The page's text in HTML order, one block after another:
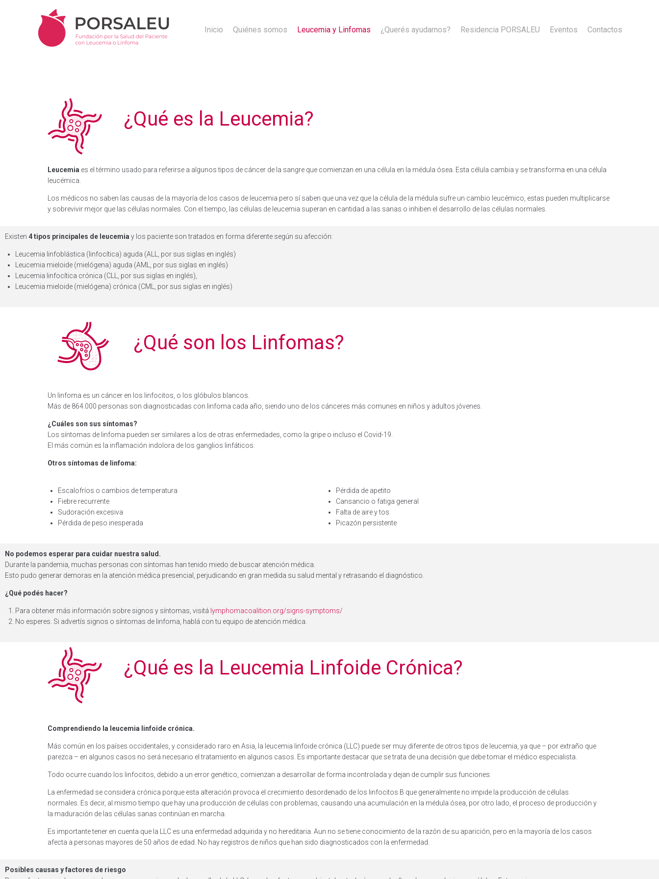
Inicio Quiénes somos Leucemia y Linfomas ¿Querés ayudarnos? Residencia PORSALEU Eventos Contacto​s
¿Qué es la Leucemia?
Leucemia es el término usado para referirse a algunos tipos de cáncer de la sangre que comienzan en una célula en la médula ósea. Esta célula cambia y se transforma en una célula
leucémica.
Los médicos no saben las causas de la mayoría de los casos de leucemia pero sí saben que una vez que la célula de la médula sufre un cambio leucémico, estas pueden multiplicarse
y sobrevivir mejor que las células normales. Con el tiempo, las células de leucemia superan en cantidad a las sanas o inhiben el desarrollo de las células normales.
Existen 4 tipos principales de leucemia y los paciente son tratados en forma diferente según su afección:
Leucemia linfoblástica (linfocítica) aguda (ALL, por sus siglas en inglés)
Leucemia mieloide (mielógena) aguda (AML, por sus siglas en inglés)
Leucemia linfocítica crónica (CLL, por sus siglas en inglés),
Leucemia mieloide (mielógena) crónica (CML, por sus siglas en inglés)
¿Qué son los Linfomas?
Un linfoma es un cáncer en los linfocitos, o los glóbulos blancos.
Más de 864.000 personas son diagnosticadas con linfoma cada año, siendo uno de los cánceres más comunes en niños y adultos jóvenes.
¿Cuáles son sus síntomas?
Los síntomas de linfoma pueden ser similares a los de otras enfermedades, como la gripe o incluso el Covid-19.
El más común es la inflamación indolora de los ganglios linfáticos.
Otros síntomas de linfoma:
Escalofríos o cambios de temperatura
Fiebre recurrente
Sudoración excesiva
Pérdida de peso inesperada
Pérdida de apetito
Cansancio o fatiga general
Falta de aire y tos
Picazón persistente
No podemos esperar para cuidar nuestra salud.
Durante la pandemia, muchas personas con síntomas han tenido miedo de buscar atención médica.
Esto pudo generar demoras en la atención médica presencial, perjudicando en gran medida su salud mental y retrasando el diagnóstico.
¿Qué podés hacer?
Para obtener más información sobre signos y síntomas, visitá lymphomacoalition.org/signs-symptoms/
No esperes. Si advertís signos o síntomas de linfoma, hablá con tu equipo de atención médica.
¿Qué es la Leucemia Linfoide Crónica?
Comprendiendo la leucemia linfoide crónica.
Más común en los países occidentales, y considerado raro en Asia, la leucemia linfoide crónica (LLC) puede ser muy diferente de otros tipos de leucemia, ya que – por extraño que
parezca – en algunos casos no será necesario el tratamiento en algunos casos. Es importante destacar que se trata de una decisión que debe tomar el médico especialista.
Todo ocurre cuando los linfocitos, debido a un error genético, comienzan a desarrollar de forma incontrolada y dejan de cumplir sus funciones.
La enfermedad se considera crónica porque esta alteración provoca el crecimiento desordenado de los linfocitos B que generalmente no impide la producción de células
normales. Es decir, al mismo tiempo que hay una producción de células con problemas, causando una acumulación en la médula ósea, por otro lado, el proceso de producción y
la maduración de las células sanas continúan en marcha.
Es importante tener en cuenta que la LLC es una enfermedad adquirida y no hereditaria. Aun no se tiene conocimiento de la razón de su aparición, pero en la mayoría de los casos
afecta a personas mayores de 50 años de edad. No hay registros de niños que han sido diagnosticados con la enfermedad.
Posibles causas y factores de riesgo